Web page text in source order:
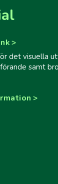
det visuella
samt